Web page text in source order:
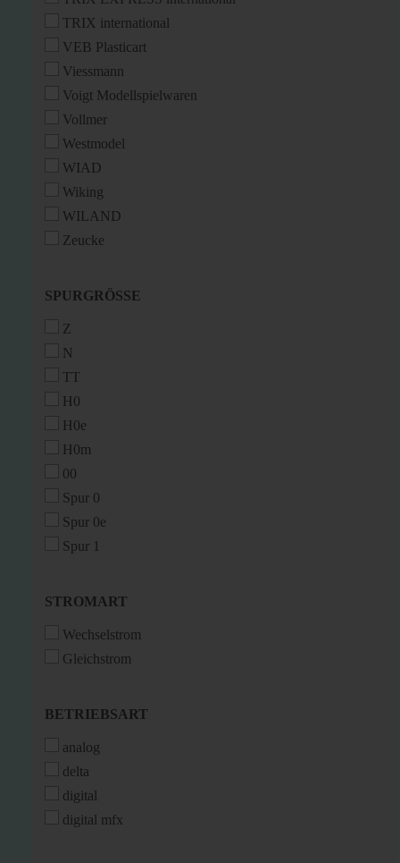
TRIX international
VEB Plasticart
Viessmann
Voigt Modellspielwaren
Vollmer
Westmodel
WIAD
Wiking
WILAND
Zeucke
SPURGRÖSSE
SPURGRÖSSE
Z
N
TT
H0
H0e
H0m
00
Spur 0
Spur 0e
Spur 1
STROMART
STROMART
Wechselstrom
Gleichstrom
BETRIEBSART
BETRIEBSART
analog
delta
digital
digital mfx